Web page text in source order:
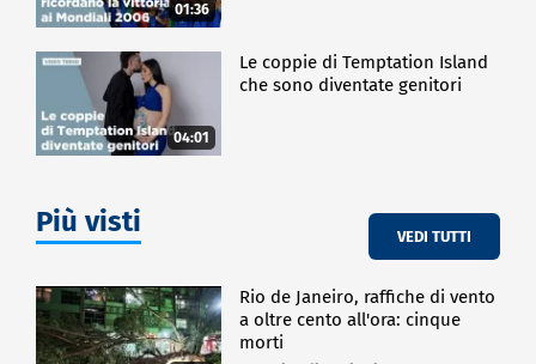
01:36
04:01
Le coppie di Temptation Island
che sono diventate genitori
Più visti VEDI TUTTI
Rio de Janeiro, raffiche di vento
a oltre cento all'ora: cinque
morti